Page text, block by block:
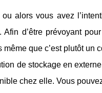
alors vous avez
Afin d’être prévoyant
même que c’est plutôt un
de stockage en
chez elle. Vous